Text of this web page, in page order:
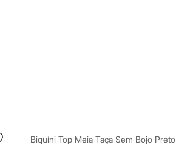
Biquíni Top Meia Taça Sem Bojo Preto